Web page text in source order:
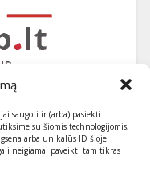
saugoti ir (arba) pasiekti
su šiomis technologijomis,
arba unikalūs ID šioje
neigiamai paveikti tam tikras